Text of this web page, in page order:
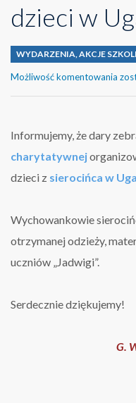
dzieci w
WYDARZENIA AKCJE
Możliwość komentowania
w
Informujemy, że dary
charytatywnej
dzieci z sierocińca w
Wychowankowie
otrzymanej odzieży,
uczniów „Jadwigi”.
Serdecznie dziękujemy!
G.